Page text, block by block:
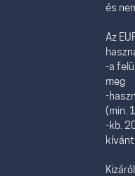
és
Az
-a
meg
-
(min.
-kb.